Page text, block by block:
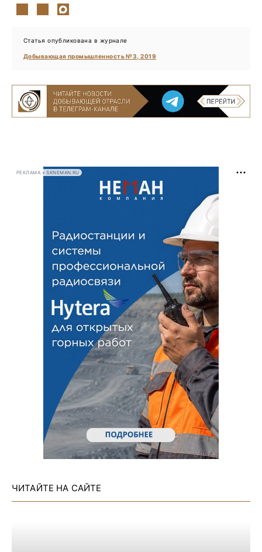
Статья опубликована в журнале
Добывающая промышленность №3, 2019
РЕКЛАМА • SKNEMAN.RU
ЧИТАЙТЕ НА САЙТЕ